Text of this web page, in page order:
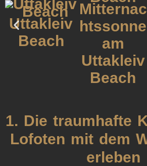
Uttakleiv
Beach
Mitternac
htssonne
am
Uttakleiv
Beach
1. Die traumhafte
Lofoten mit dem
erleben